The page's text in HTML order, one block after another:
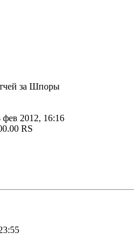
за Шпоры
фев 2012, 16:16
RS